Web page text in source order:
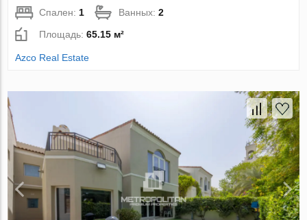
Спален: 1 Ванных:2
Площадь:65.15 м²
Azco Real Estate